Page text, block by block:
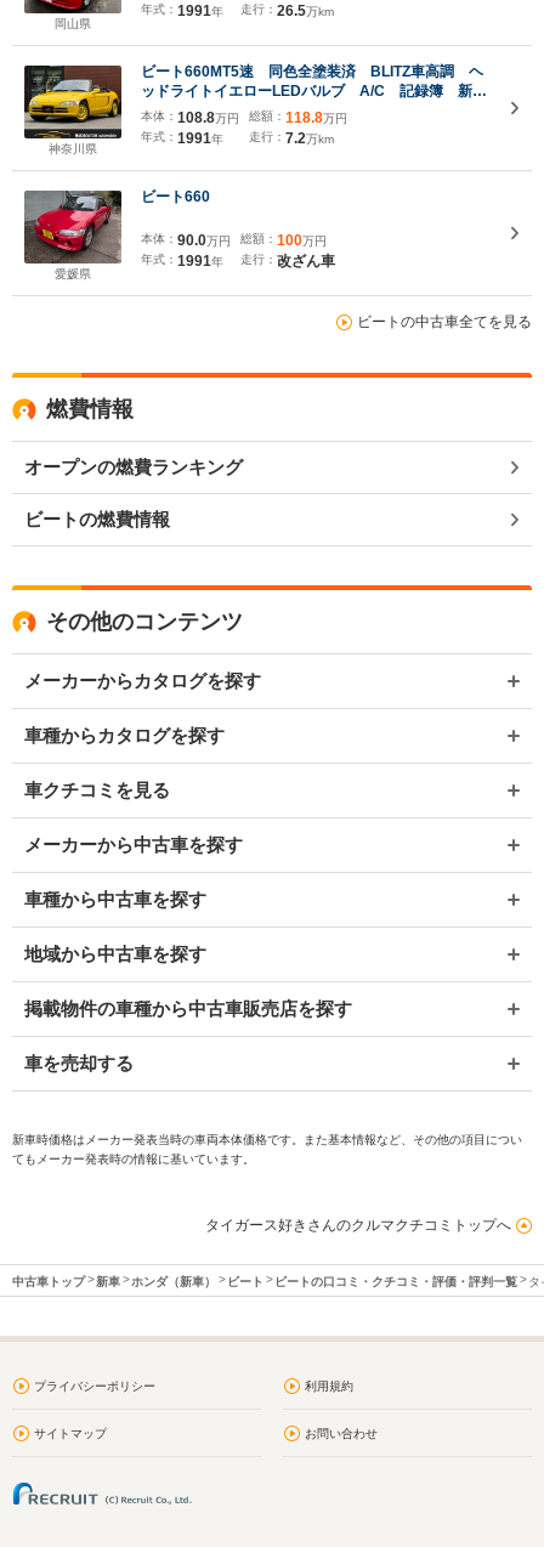
岡山県
年式： 1991年
走行： 26.5万km
神奈川県
ビート660MT5速 同色全塗装済 BLITZ車高調 ヘ
ッドライトイエローLEDバルブ A/C 記録簿 新車
保証書 取説 純正オーディオ 下回り錆止
本体： 108.8万円
年式： 1991年
総額： 118.8万円
走行： 7.2万km
愛媛県
ビート660
本体： 90.0万円
年式： 1991年
総額： 100万円
走行： 改ざん車
ビートの中古車全てを見る
燃費情報
オープンの燃費ランキング
ビートの燃費情報
その他のコンテンツ
メーカーからカタログを探す
車種からカタログを探す
車クチコミを見る
メーカーから中古車を探す
車種から中古車を探す
地域から中古車を探す
掲載物件の車種から中古車販売店を探す
車を売却する
新車時価格はメーカー発表当時の車両本体価格です。また基本情報など、その他の項目につい
てもメーカー発表時の情報に基いています。
タイガース好きさんのクルマクチコミトップへ
中古車トップ 新車 ホンダ（新車） ビート ビートの口コミ・クチコミ・評価・評判一覧 タ
プライバシーポリシー 利用規約
サイトマップ お問い合わせ